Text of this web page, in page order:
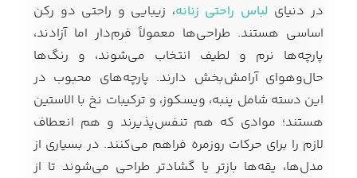
در دنیای لباس راحتی زنانه، زیبایی و راحتی دو رکن
اساسی هستند. طراحی‌ها معمولاً فرم‌دار اما آزادند،
پارچه‌ها نرم و لطیف انتخاب می‌شوند، و رنگ‌ها
حال‌وهوای آرامش‌بخش دارند. پارچه‌های محبوب در
این دسته شامل پنبه، ویسکوز، و ترکیبات نخ با الاستین
هستند؛ موادی که هم تنفس‌پذیرند و هم انعطاف
لازم را برای حرکات روزمره فراهم می‌کنند. در بسیاری از
مدل‌ها، یقه‌ها بازتر یا گشادتر طراحی می‌شوند تا از